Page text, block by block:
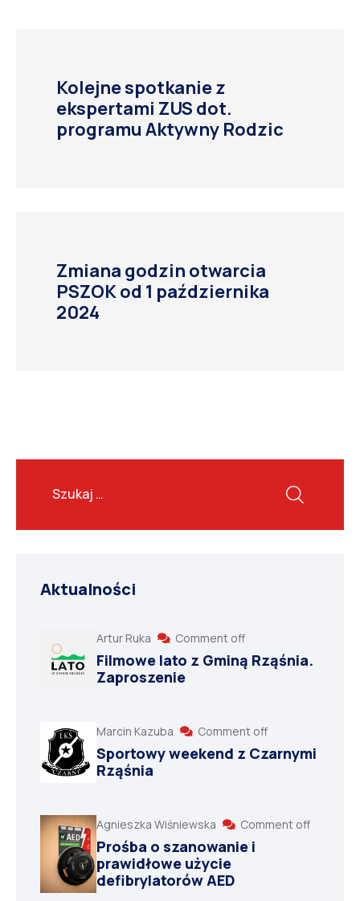
Kolejne spotkanie z
ekspertami ZUS dot.
programu Aktywny Rodzic
Zmiana godzin otwarcia
PSZOK od 1 października
2024
Aktualności
Artur Ruka Comment off
Filmowe lato z Gminą Rząśnia.
Zaproszenie
Marcin Kazuba Comment off
Sportowy weekend z Czarnymi
Rząśnia
Agnieszka Wiśniewska Comment off
Prośba o szanowanie i
prawidłowe użycie
defibrylatorów AED